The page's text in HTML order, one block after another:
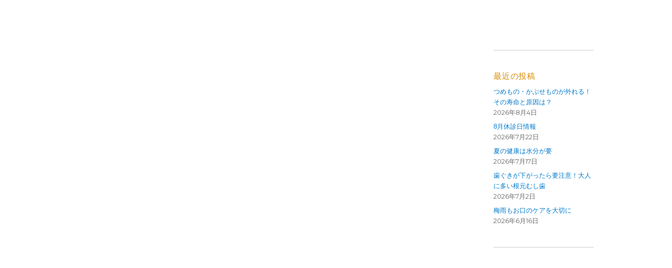
最近の投稿
つめもの・かぶせものが外れる！
その寿命と原因は？
2026年8月4日
8月休診日情報
2026年7月22日
夏の健康は水分が要
2026年7月17日
歯ぐきが下がったら要注意！大人
に多い根元むし歯
2026年7月2日
梅雨もお口のケアを大切に
2026年6月16日